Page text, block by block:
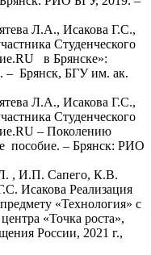
Л.А., Исакова Г.С.,
Студенческого
в Брянске»:
– Брянск, БГУ им. ак.
Л.А., Исакова Г.С.,
Студенческого
– Поколению
пособие. – Брянск: РИО
, И.П. Сапего, К.В.
Исакова Реализация
«Технология» с
«Точка роста»,
России, 2021 г.,